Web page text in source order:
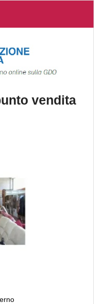
vendita